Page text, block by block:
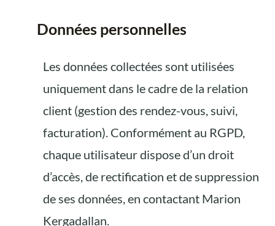
Données personnelles
Les données collectées sont utilisées
uniquement dans le cadre de la relation
client (gestion des rendez-vous, suivi,
facturation). Conformément au RGPD,
chaque utilisateur dispose d’un droit
d’accès, de rectification et de suppression
de ses données, en contactant Marion
Kergadallan.